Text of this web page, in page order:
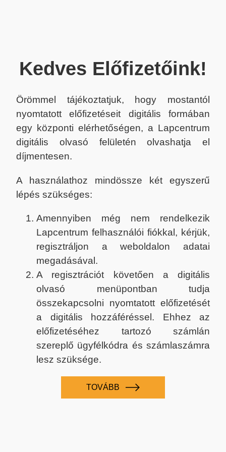
Kedves Előfizetőink!
Örömmel tájékoztatjuk, hogy mostantól
nyomtatott előfizetéseit digitális formában
egy központi elérhetőségen, a Lapcentrum
digitális olvasó felületén olvashatja el
díjmentesen.
A használathoz mindössze két egyszerű
lépés szükséges:
Amennyiben még nem rendelkezik
Lapcentrum felhasználói fiókkal, kérjük,
regisztráljon a weboldalon adatai
megadásával.
A regisztrációt követően a digitális
olvasó menüpontban tudja
összekapcsolni nyomtatott előfizetését
a digitális hozzáféréssel. Ehhez az
előfizetéséhez tartozó számlán
szereplő ügyfélkódra és számlaszámra
lesz szüksége.
TOVÁBB